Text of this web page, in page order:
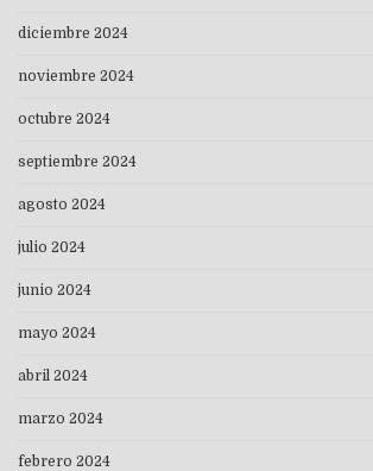
diciembre 2024
noviembre 2024
octubre 2024
septiembre 2024
agosto 2024
julio 2024
junio 2024
mayo 2024
abril 2024
marzo 2024
febrero 2024